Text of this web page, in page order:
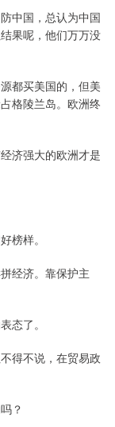
中国，总认为中国
果呢，他们万万没
都买美国的，但美
格陵兰岛。欧洲终
济强大的欧洲才是
榜样。
经济。靠保护主
态了。
得不说，在贸易政
？